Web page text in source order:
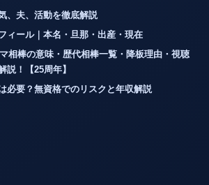
、夫、活動を徹底解説
ィール｜本名・旦那・出産・現在
相棒の意味・歴代相棒一覧・降板理由・視聴
説！【25周年】
必要？無資格でのリスクと年収解説